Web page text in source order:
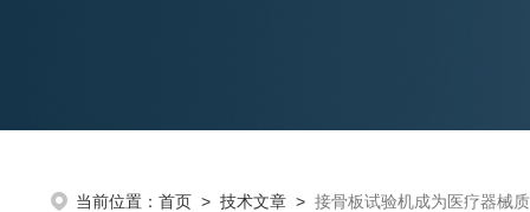
当前位置： 首页 > 技术文章 > 接骨板试验机成为医疗器械